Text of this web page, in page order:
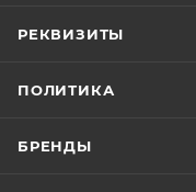
РЕКВИЗИТЫ
ПОЛИТИКА
БРЕНДЫ